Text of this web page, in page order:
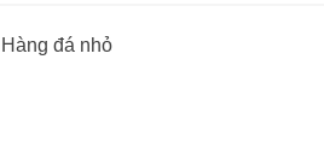
Hàng đá nhỏ